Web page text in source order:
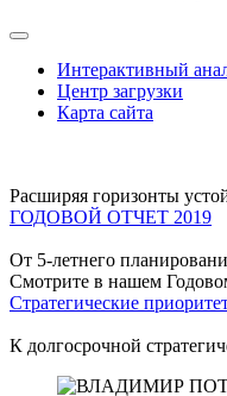
Интерактивный
Центр загрузки
Карта сайта
Расширяя горизонты
ГОДОВОЙ ОТЧЕТ 2019
От 5-летнего
Смотрите в нашем
Стратегические
К долгосрочной